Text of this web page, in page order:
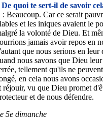
quoi te sert-il de savoir
: Beaucoup. Car ce serait
et les iniques avaient le
la volonté de Dieu. Et
jamais avoir repos en
que nous serions en leur
nous savons que Dieu
tellement qu'ils ne
en cela nous avons
réjouir, vu que Dieu promet
et de nous défendre.
5e dimanche